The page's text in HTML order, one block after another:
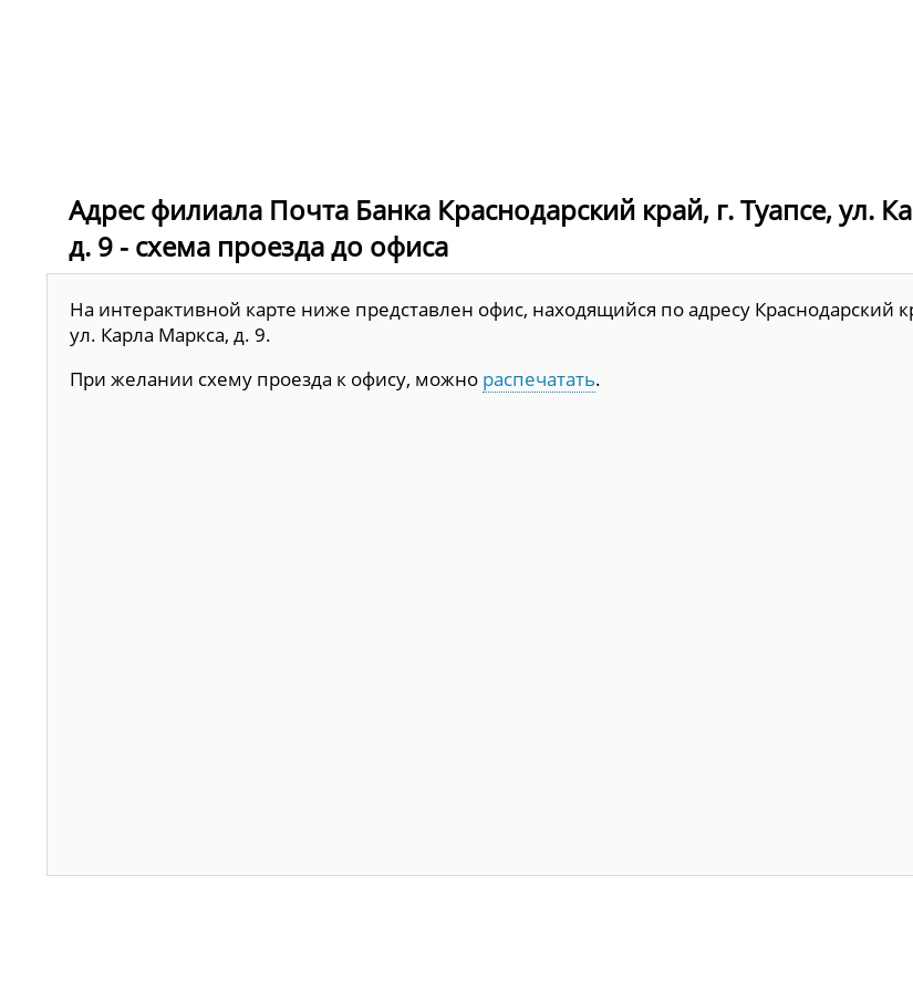
Адрес филиала Почта Банка Краснодарский край, г. Туапсе, ул.
д. 9 - схема проезда до офиса
На интерактивной карте ниже представлен офис, находящийся по адресу Краснодарский
ул. Карла Маркса, д. 9.
При желании схему проезда к офису, можно распечатать.